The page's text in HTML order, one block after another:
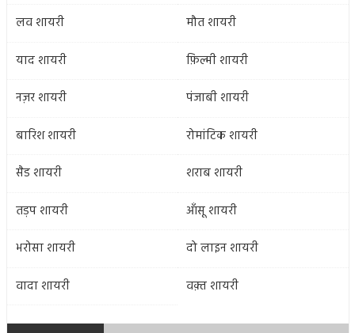
लव शायरी
मौत शायरी
याद शायरी
फ़िल्मी शायरी
नज़र शायरी
पंजाबी शायरी
बारिश शायरी
रोमांटिक शायरी
सैड शायरी
शराब शायरी
तड़प शायरी
आँसू शायरी
भरोसा शायरी
दो लाइन शायरी
वादा शायरी
वक़्त शायरी